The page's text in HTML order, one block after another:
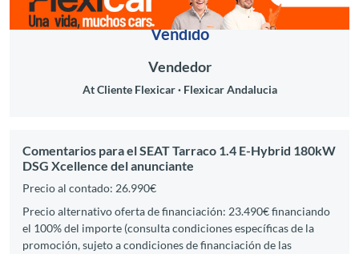
Vendido
Vendedor
At Cliente Flexicar Flexicar Andalucia
Comentarios para el SEAT Tarraco 1.4 E-Hybrid 180kW
DSG Xcellence del anunciante
Precio al contado: 26.990€
Precio alternativo oferta de financiación: 23.490€ financiando
el 100% del importe (consulta condiciones específicas de la
promoción, sujeto a condiciones de financiación de las